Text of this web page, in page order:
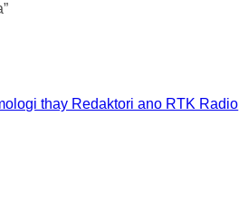
thay Redaktori ano RTK Radio